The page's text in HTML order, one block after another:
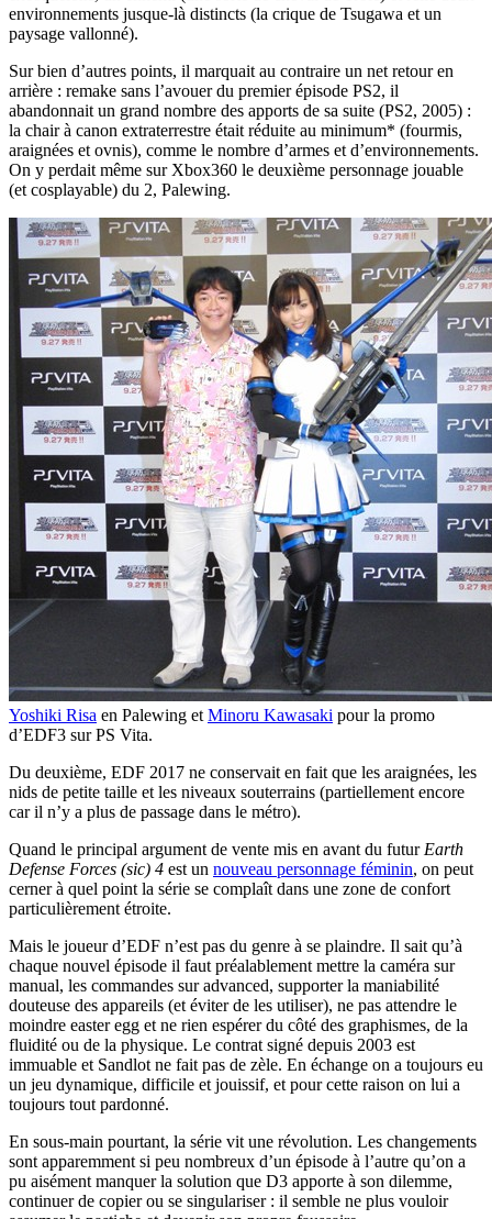
environnements jusque-là distincts (la crique de Tsugawa et un
paysage vallonné).
Sur bien d’autres points, il marquait au contraire un net retour en
arrière : remake sans l’avouer du premier épisode PS2, il
abandonnait un grand nombre des apports de sa suite (PS2, 2005) :
la chair à canon extraterrestre était réduite au minimum* (fourmis,
araignées et ovnis), comme le nombre d’armes et d’environnements.
On y perdait même sur Xbox360 le deuxième personnage jouable
(et cosplayable) du 2, Palewing.
Yoshiki Risa en Palewing et Minoru Kawasaki pour la promo
d’EDF3 sur PS Vita.
Du deuxième, EDF 2017 ne conservait en fait que les araignées, les
nids de petite taille et les niveaux souterrains (partiellement encore
car il n’y a plus de passage dans le métro).
Quand le principal argument de vente mis en avant du futur Earth
Defense Forces (sic) 4 est un nouveau personnage féminin, on peut
cerner à quel point la série se complaît dans une zone de confort
particulièrement étroite.
Mais le joueur d’EDF n’est pas du genre à se plaindre. Il sait qu’à
chaque nouvel épisode il faut préalablement mettre la caméra sur
manual, les commandes sur advanced, supporter la maniabilité
douteuse des appareils (et éviter de les utiliser), ne pas attendre le
moindre easter egg et ne rien espérer du côté des graphismes, de la
fluidité ou de la physique. Le contrat signé depuis 2003 est
immuable et Sandlot ne fait pas de zèle. En échange on a toujours eu
un jeu dynamique, difficile et jouissif, et pour cette raison on lui a
toujours tout pardonné.
En sous-main pourtant, la série vit une révolution. Les changements
sont apparemment si peu nombreux d’un épisode à l’autre qu’on a
pu aisément manquer la solution que D3 apporte à son dilemme,
continuer de copier ou se singulariser : il semble ne plus vouloir